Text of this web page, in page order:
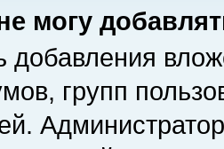
могу
добавления
групп